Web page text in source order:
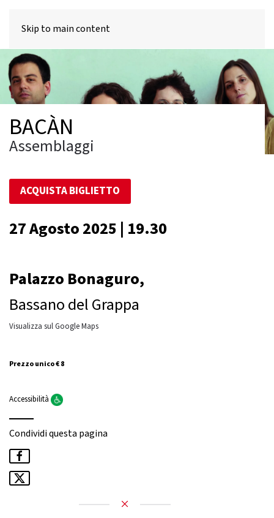
Skip to main content
BACÀN
Assemblaggi
ACQUISTA BIGLIETTO
27 Agosto 2025 | 19.30
Palazzo Bonaguro,
Bassano del Grappa
Visualizza sul Google Maps
Prezzo unico € 8
Accessibilità
Condividi questa pagina